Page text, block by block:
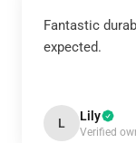
Fantastic
expected.
L Lily
Verified